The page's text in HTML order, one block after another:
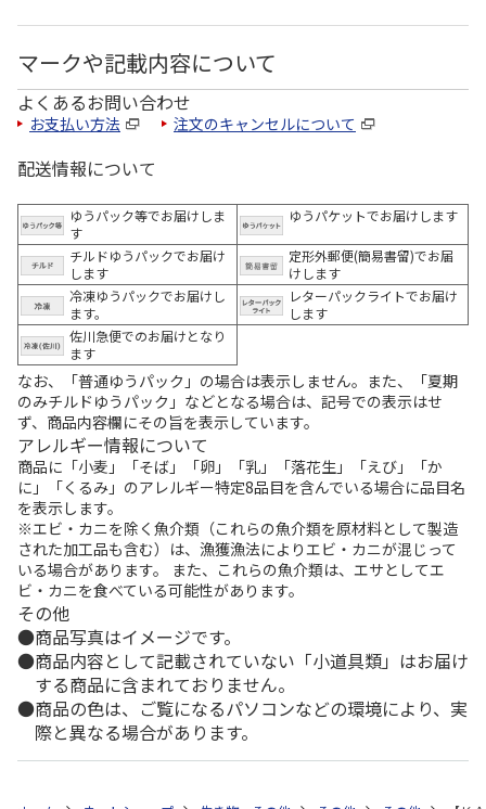
マークや記載内容について
よくあるお問い合わせ
お支払い方法 注文のキャンセルについて
配送情報について
ゆうパック等でお届けしま
す
ゆうパケットでお届けします
チルドゆうパックでお届け
します
定形外郵便(簡易書留)でお届
けします
冷凍ゆうパックでお届けし
ます。
レターパックライトでお届け
します
佐川急便でのお届けとなり
ます
なお、「普通ゆうパック」の場合は表示しません。また、「夏期
のみチルドゆうパック」などとなる場合は、記号での表示はせ
ず、商品内容欄にその旨を表示しています。
アレルギー情報について
商品に「小麦」「そば」「卵」「乳」「落花生」「えび」「か
に」「くるみ」のアレルギー特定8品目を含んでいる場合に品目名
を表示します。
※エビ・カニを除く魚介類（これらの魚介類を原材料として製造
された加工品も含む）は、漁獲漁法によりエビ・カニが混じって
いる場合があります。 また、これらの魚介類は、エサとしてエ
ビ・カニを食べている可能性があります。
その他
商品写真はイメージです。
商品内容として記載されていない「小道具類」はお届け
する商品に含まれておりません。
商品の色は、ご覧になるパソコンなどの環境により、実
際と異なる場合があります。